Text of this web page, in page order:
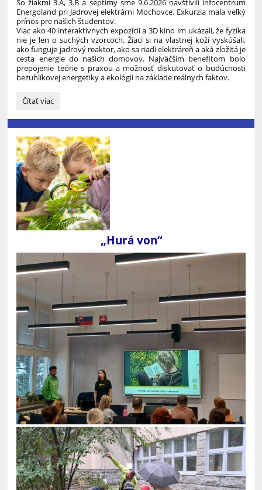
So žiakmi 3.A, 3.B a septimy sme 9.6.2026 navštívili infocentrum
Energoland pri Jadrovej elektrárni Mochovce. Exkurzia mala veľký
prínos pre našich študentov.
Viac ako 40 interaktívnych expozícií a 3D kino im ukázali, že fyzika
nie je len o suchých vzorcoch. Žiaci si na vlastnej koži vyskúšali,
ako funguje jadrový reaktor, ako sa riadi elektráreň a aká zložitá je
cesta energie do našich domovov. Najväčším benefitom bolo
prepojenie teórie s praxou a možnosť diskutovať o budúcnosti
bezuhlíkovej energetiky a ekológii na základe reálnych faktov.
Keď
ožíva
praxi:
Čítať viac
„Hurá von“